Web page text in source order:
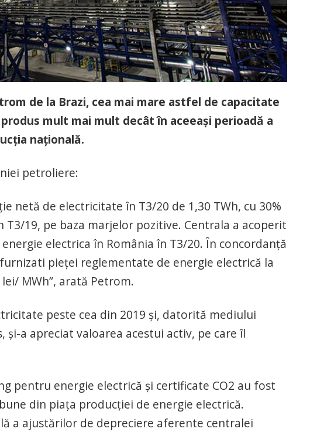
de la Brazi, cea mai mare astfel de capacitate
mult mai mult decât în aceeași perioadă a
națională.
petroliere:
netă de electricitate în T3/20 de 1,30 TWh, cu 30%
19, pe baza marjelor pozitive. Centrala a acoperit
electrica în România în T3/20. În concordanță
pieței reglementate de energie electrică la
MWh”, arată Petrom.
peste cea din 2019 și, datorită mediului
a apreciat valoarea acestui activ, pe care îl
pentru energie electrică și certificate CO2 au fost
din piața producției de energie electrică.
a ajustărilor de depreciere aferente centralei